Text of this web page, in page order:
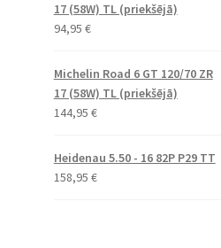
17 (58W) TL (priekšējā)
94,95 €
Michelin Road 6 GT 120/70 ZR
17 (58W) TL (priekšējā)
144,95 €
Heidenau 5.50 - 16 82P P29 TT
158,95 €